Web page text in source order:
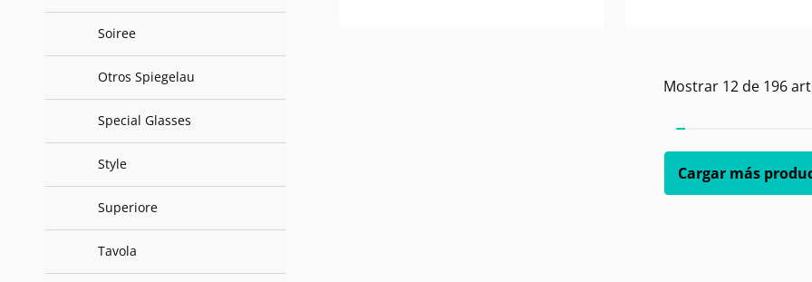
Soiree
Otros Spiegelau
Special Glasses
Style
Superiore
Tavola
Mostrar 12de 196
Cargar más